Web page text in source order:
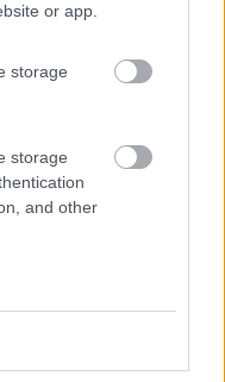
or app.
storage
storage
and other